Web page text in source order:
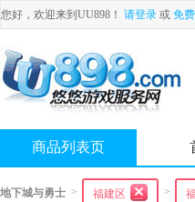
您好，欢迎来到UU898！ 请登录 或 免
商品列表页
地下城与勇士 > 福建区 >